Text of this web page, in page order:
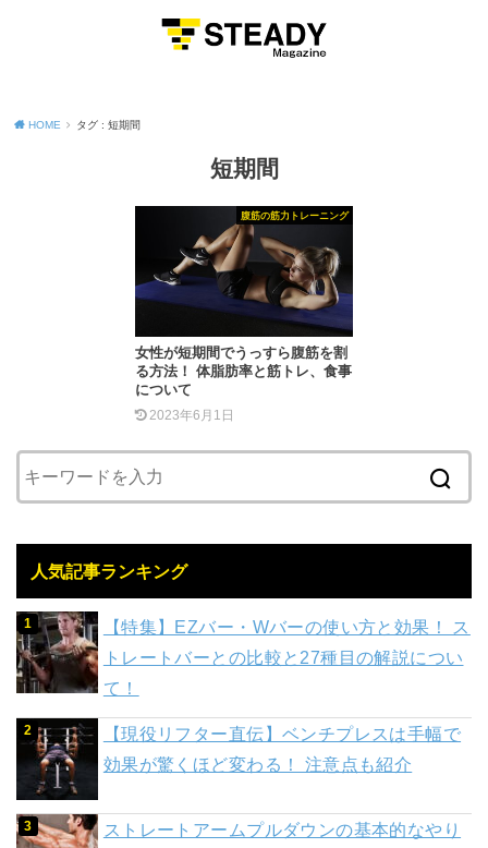
HOME タグ : 短期間
短期間
腹筋の筋力トレーニング
女性が短期間でうっすら腹筋を割
る方法！ 体脂肪率と筋トレ、食事
について
2023年6月1日
人気記事ランキング
【特集】EZバー・Wバーの使い方と効果！ ス
トレートバーとの比較と27種目の解説につい
て！
【現役リフター直伝】ベンチプレスは手幅で
効果が驚くほど変わる！ 注意点も紹介
ストレートアームプルダウンの基本的なやり